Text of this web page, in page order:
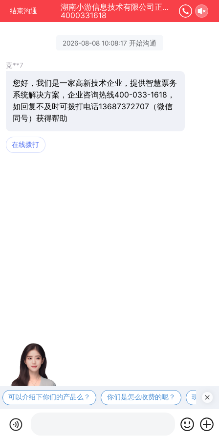
结束沟通
湖南小游信息技术有限公司正在为您服务
4000331618
2026-08-08 10:08:17 开始沟通
竞**7
您好，我们是一家高新技术企业，提供智慧票务
系统解决方案，企业咨询热线400-033-1618，
如回复不及时可拨打电话13687372707（微信
同号）获得帮助
在线拨打
可以介绍下你们的产品么？ 你们是怎么收费的呢？ 现在有